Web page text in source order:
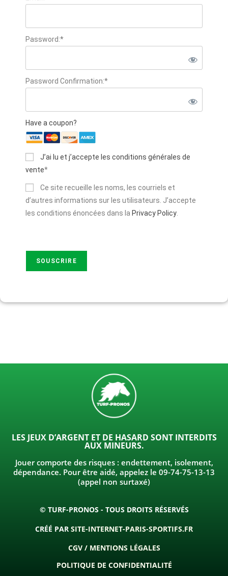
Password:*
Password Confirmation:*
Have a coupon?
J’ai lu et j’accepte les conditions générales de
vente*
d’autres informations sur les utilisateurs. J’accepte
les conditions énoncées dans la Privacy Policy
LES JEUX D’ARGENT ET DE HASARD SONT INTERDITS
AUX MINEURS.
Jouer comporte des risques : endettement, isolement,
dépendance. Pour être aidé, appelez le 09-74-75-13-13
(appel non surtaxé)
© TURF-PRONOS - TOUS DROITS RÉSERVÉS
CRÉÉ PAR SITE-INTERNET-PARIS-SPORTIFS.FR
CGV / MENTIONS LÉGALES
POLITIQUE DE CONFIDENTIALITÉ